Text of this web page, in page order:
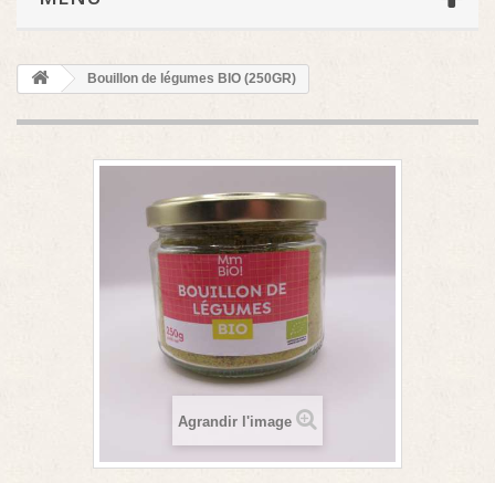
Bouillon de légumes BIO (250GR)
Agrandir l'image